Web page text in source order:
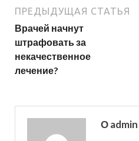
ПРЕДЫДУЩАЯ СТАТЬЯ
Врачей начнут
штрафовать за
некачественное
лечение?
О admin